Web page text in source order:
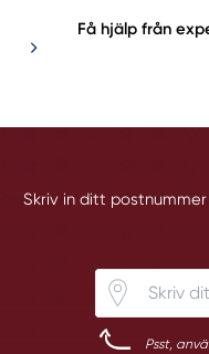
Få hjälp från
Skriv in ditt
Psst,